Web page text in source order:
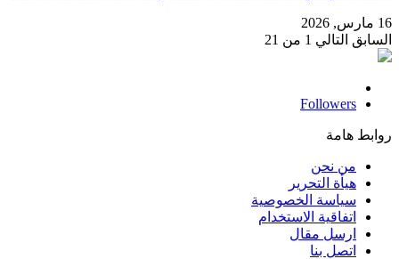
16 مارس, 2026
السابق التالي 1 من 21
Followers
روابط هامة
من نحن
هيأة التحرير
سياسة الخصوصية
اتفاقية الاستخدام
ارسل مقال
اتصل بنا